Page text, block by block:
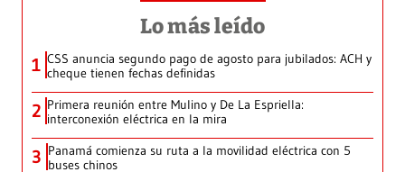
Lo más leído
1 CSS anuncia segundo pago de agosto para jubilados: ACH y
cheque tienen fechas definidas
2 Primera reunión entre Mulino y De La Espriella:
interconexión eléctrica en la mira
3 Panamá comienza su ruta a la movilidad eléctrica con 5
buses chinos